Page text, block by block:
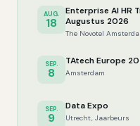
AUG.
18
Enterprise AI HR
Augustus 2026
The Novotel
SEP.
8
TAtech Europe
Amsterdam
SEP.
9
Data Expo
Utrecht, Jaarbeurs